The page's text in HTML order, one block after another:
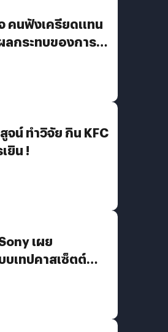
คนฟังเครียดแทน
ลกระทบของการ
จน์ ทำวิจัย กิน KFC
ยิน !
เผย
เทปคาสเซ็ตต์